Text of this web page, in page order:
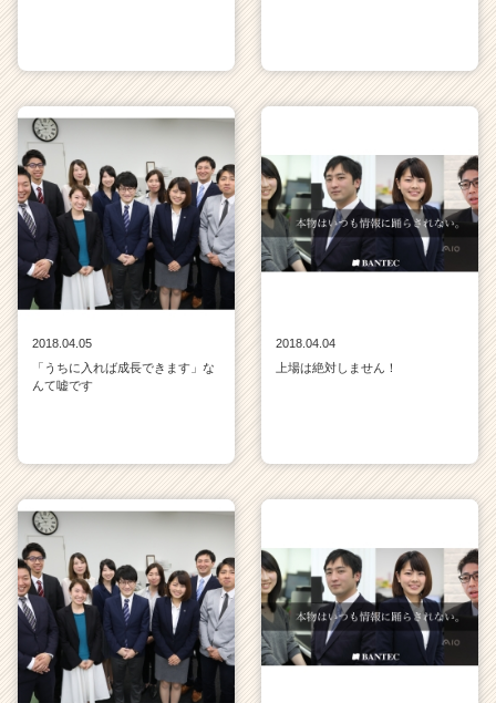
2018.04.05
「うちに入れば成長できます」な
んて嘘です
2018.04.04
上場は絶対しません！